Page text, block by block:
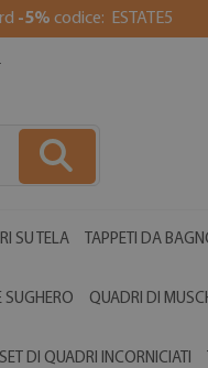
-5% codice: ESTATE5
SU TELA TAPPETI DA
SUGHERO QUADRI DI
SET DI QUADRI INCORNICIATI